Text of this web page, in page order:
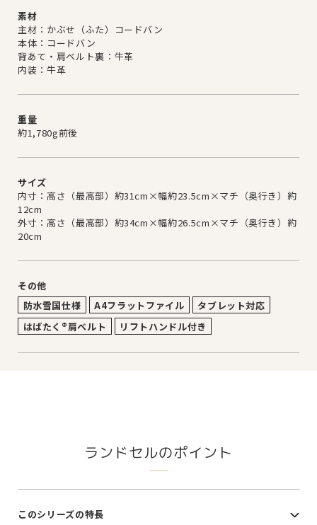
素材
主材：かぶせ（ふた）コードバン
本体：コードバン
背あて・肩ベルト裏：牛革
内装：牛革
重量
約1,780g前後
サイズ
内寸：高さ（最高部）約31cm×幅約23.5cm×マチ（奥行き）約
12cm
外寸：高さ（最高部）約34cm×幅約26.5cm×マチ（奥行き）約
20cm
その他
防水雪国仕様
A4フラットファイル
タブレット対応
はばたく®肩ベルト
リフトハンドル付き
ランドセルのポイント
このシリーズの特長